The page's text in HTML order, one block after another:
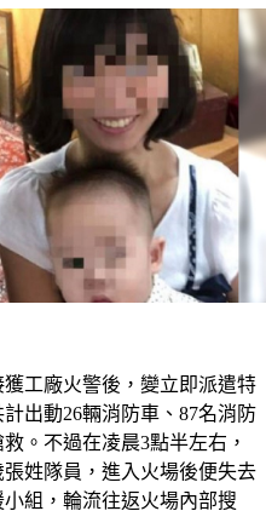
工廠火警後，變立即派遣特
出動26輛消防車、87名消防
。不過在凌晨3點半左右，
姓隊員，進入火場後便失去
組，輪流往返火場內部搜